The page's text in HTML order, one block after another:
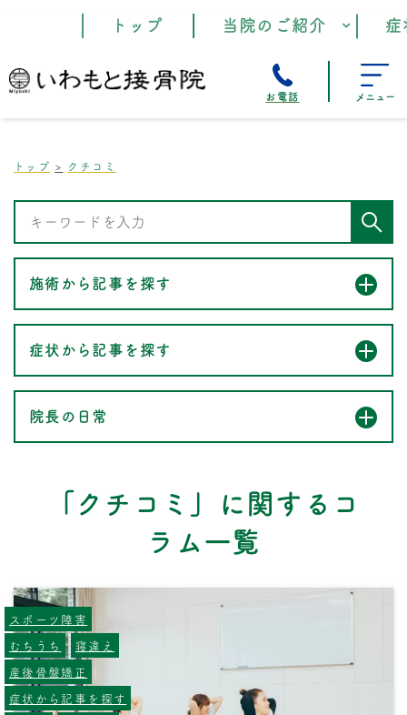
トップ 当院のご紹介
お電話 メニュー
トップ クチコミ
施術から記事を探す
症状から記事を探す
院長の日常
「クチコミ」に関するコ
ラム一覧
スポーツ障害
むちうち
寝違え
産後骨盤矯正
症状から記事を探す